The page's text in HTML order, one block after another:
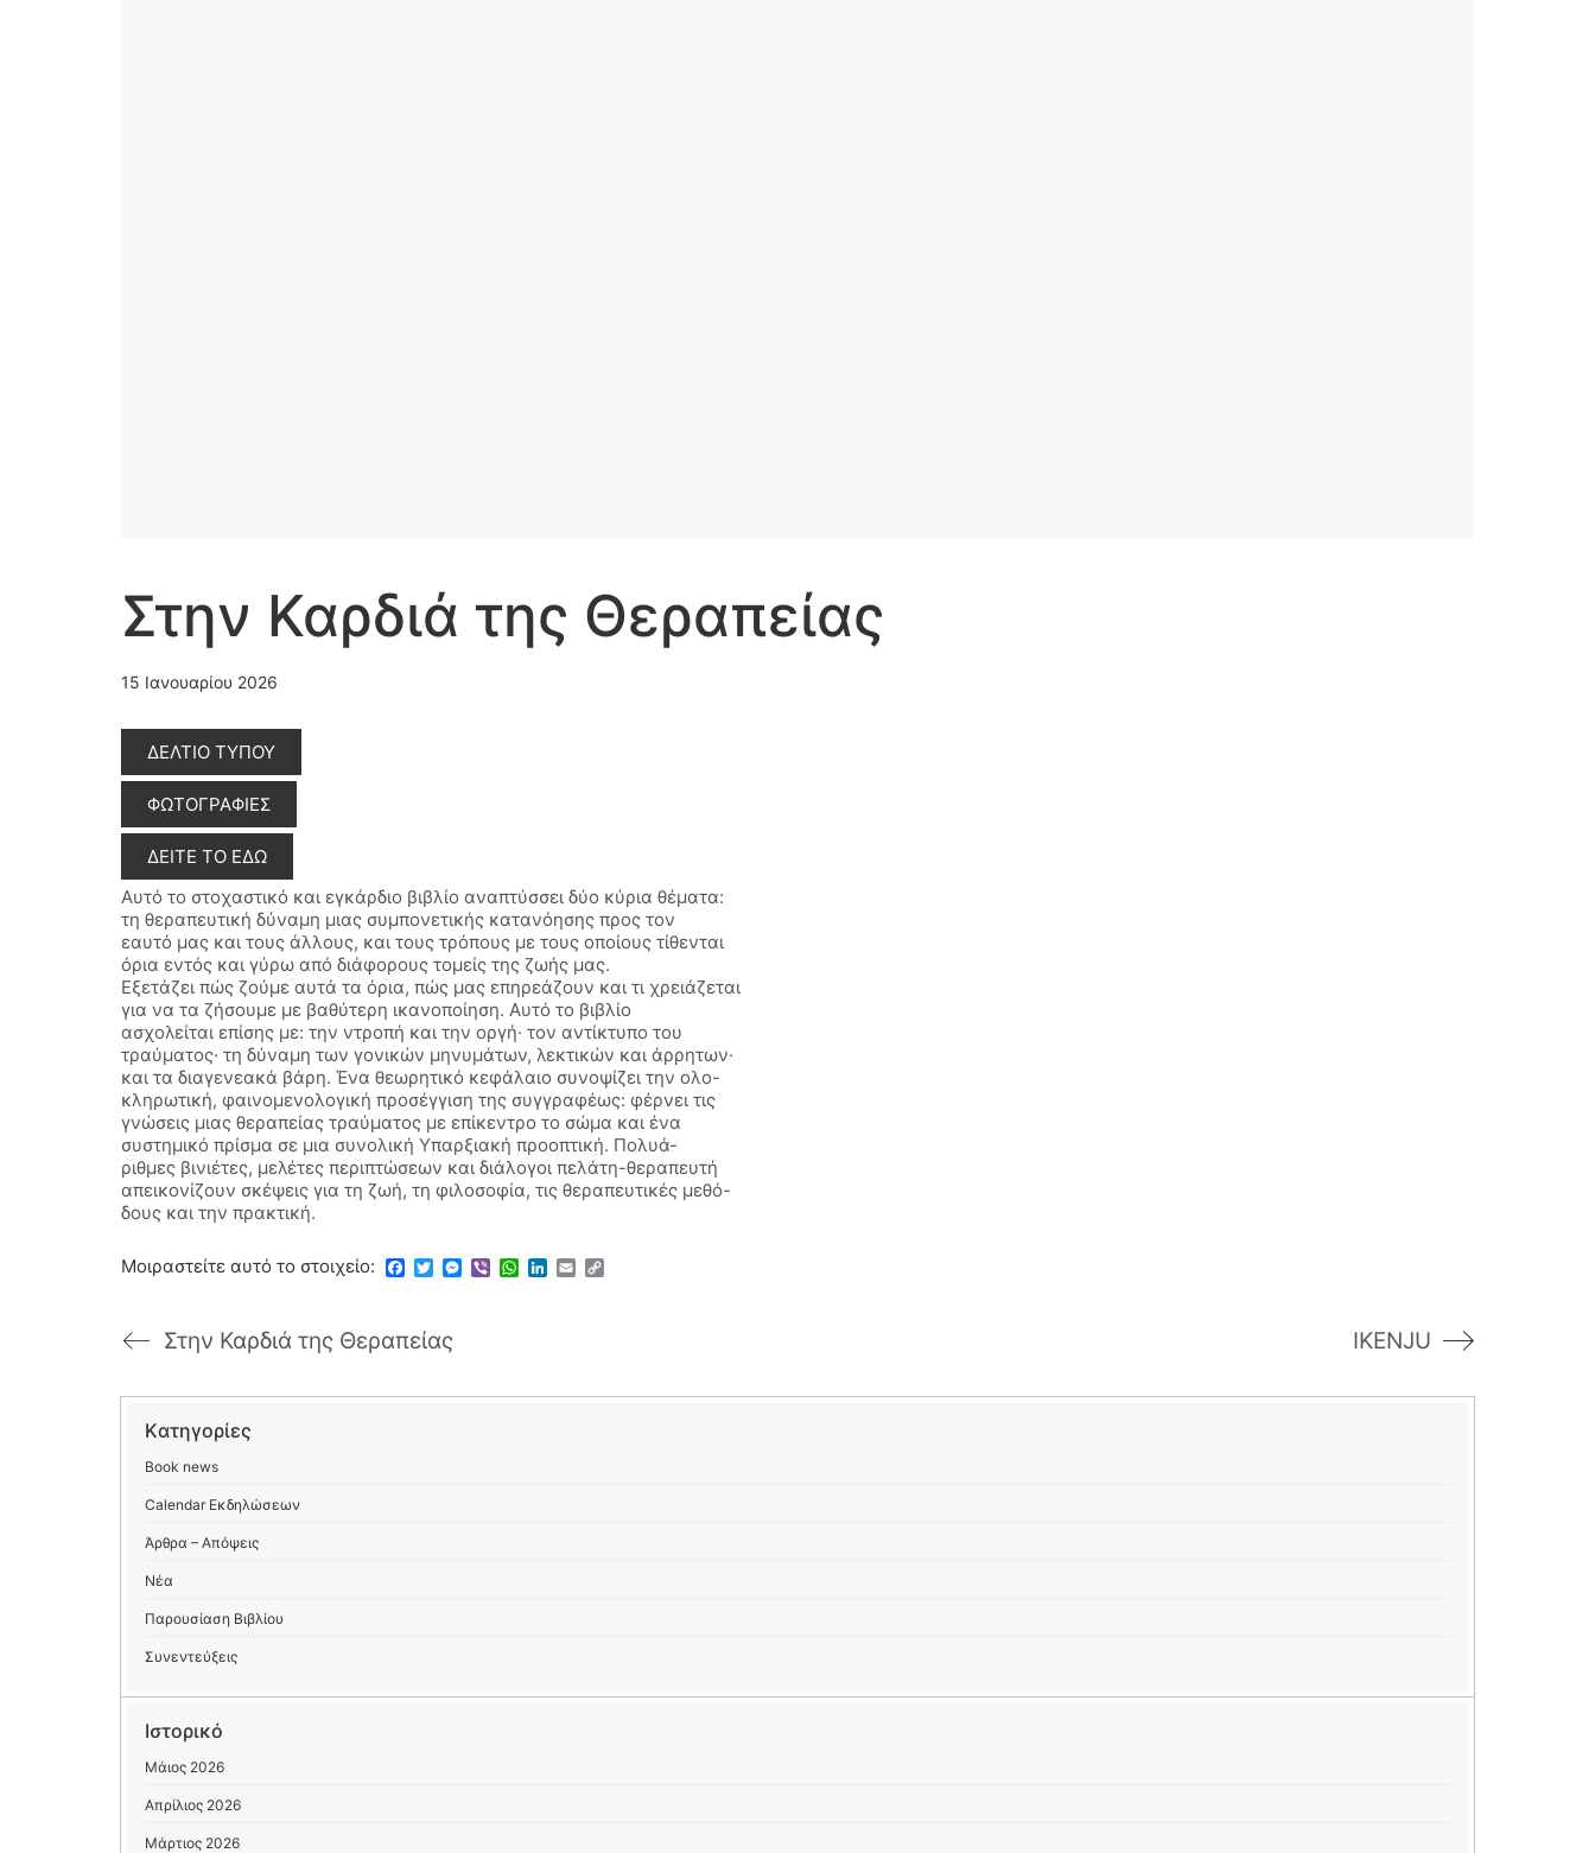
Στην Καρδιά της Θεραπείας
15 Ιανουαρίου 2026
ΔΕΛΤΙΟ ΤΥΠΟΥ
ΦΩΤΟΓΡΑΦΙΕΣ
ΔΕΙΤΕ ΤΟ ΕΔΩ
Αυτό το στοχαστικό και εγκάρδιο βιβλίο αναπτύσσει δύο κύρια θέματα:
τη θεραπευτική δύναμη μιας συμπονετικής κατανόησης προς τον
εαυτό μας και τους άλλους, και τους τρόπους με τους οποίους τίθενται
όρια εντός και γύρω από διάφορους τομείς της ζωής μας.
Εξετάζει πώς ζούμε αυτά τα όρια, πώς μας επηρεάζουν και τι χρειάζεται
για να τα ζήσουμε με βαθύτερη ικανοποίηση. Αυτό το βιβλίο
ασχολείται επίσης με: την ντροπή και την οργή· τον αντίκτυπο του
τραύματος· τη δύναμη των γονικών μηνυμάτων, λεκτικών και άρρητων·
και τα διαγενεακά βάρη. Ένα θεωρητικό κεφάλαιο συνοψίζει την ολο-
κληρωτική, φαινομενολογική προσέγγιση της συγγραφέως: φέρνει τις
γνώσεις μιας θεραπείας τραύματος με επίκεντρο το σώμα και ένα
συστημικό πρίσμα σε μια συνολική Υπαρξιακή προοπτική. Πολυά-
ριθμες βινιέτες, μελέτες περιπτώσεων και διάλογοι πελάτη-θεραπευτή
απεικονίζουν σκέψεις για τη ζωή, τη φιλοσοφία, τις θεραπευτικές μεθό-
δους και την πρακτική.
Μοιραστείτε αυτό το στοιχείο: Facebook
Twitter
Messenger
ViberWhatsApp
LinkedIn
EmailCopy
Στην Καρδιά της Θεραπείας IKENJU
Kατηγορίες
Book news
Calendar Εκδηλώσεων
Άρθρα – Απόψεις
Νέα
Παρουσίαση Βιβλίου
Συνεντεύξεις
Ιστορικό
Μάιος 2026
Απρίλιος 2026
Μάρτιος 2026